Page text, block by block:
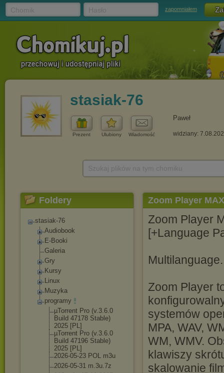
zapomniałem
stasiak-76
Prezent Ulubiony Wiadomość
Paweł
widziany:
Foldery
stasiak-76
Audiobook
E-Booki
Galeria
Gry
Kursy
Linux
Muzyka
programy
µTorrent Pro (v.3.6.0
Build 47178 Stable)
2025 [PL]
µTorrent Pro (v.3.6.0
Build 47196 Stable)
2025 [PL]
2026-05-23 POL m3u
2026-05-31 m.3u.7z
Zoom Player
Zoom Player
[+Language
Multilanguage.
Zoom Player
systemów
MPA, WAV,
WM, WMV.
klawiszy
skalowanie